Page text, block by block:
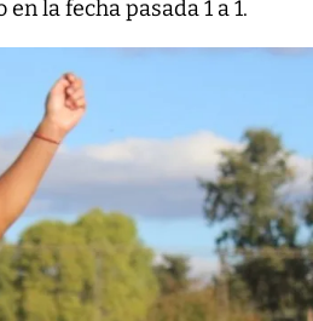
la fecha pasada 1 a 1.